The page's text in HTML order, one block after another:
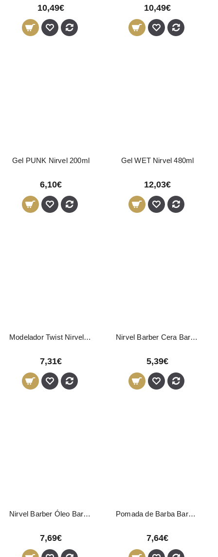
10,49€ 10,49€
Gel PUNK Nirvel 200ml
6,10€
Gel WET Nirvel 480ml
12,03€
Modelador Twist Nirvel 150ml
7,31€
Nirvel Barber Cera Barba 50ml
5,39€
Nirvel Barber Óleo Barba 30ml
7,69€
Pomada de Barba Barber Club Novon Professional 50ml
7,64€